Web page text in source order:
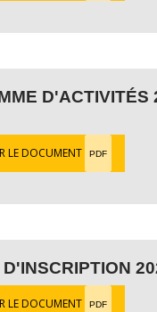
D'ACTIVITÉS
LE DOCUMENT PDF
LE DOCUMENT PDF